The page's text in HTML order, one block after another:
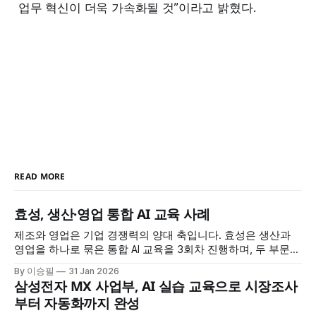
업무 혁신이 더욱 가속화될 것”이라고 밝혔다.
READ MORE
효성, 생산·영업 통합 AI 교육 사례
제조와 영업은 기업 경쟁력의 양대 축입니다. 효성은 생산과
영업을 하나로 묶은 통합 AI 교육을 3회차 진행하며, 두 부문이
색부터 데이터 분석, 보고서 작성, 맞춤형 AI 도구 제작까지, 실
무 전 과정을 AI로 혁신하는 방법을 배웠습니다. 교육 개요 * 교
By 이승필 31 Jan 2026
삼성전자 MX 사업부, AI 실습 교육으로 시장조사
부터 자동화까지 완성